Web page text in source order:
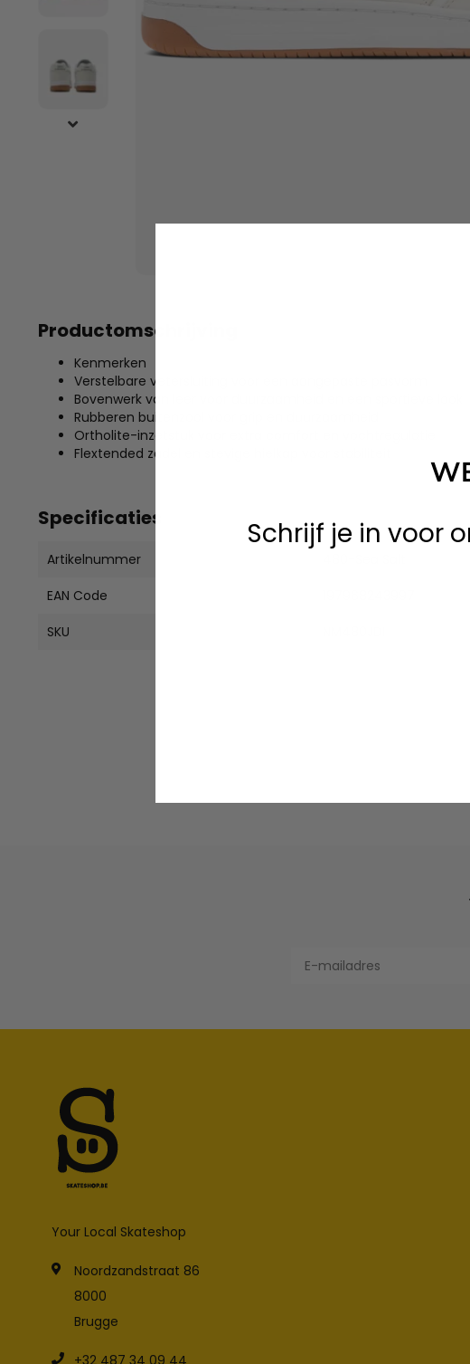
Productomschrijving
Kenmerken
Verstelbare vetersluiting voor een aangepaste pasvorm
Bovenwerk van leer voor duurzaamheid en een sportieve look
Rubberen buitenzool voor grip en duurzaamheid
Ortholite-inzetstuk voor extra comfort en vochtregulatie
Flextended zadel en stevige hielkap voor stabiliteit
Specificaties
Artikelnummer
EAN Code
SKU
Your Local Skateshop
Noordzandstraat 86
8000
Brugge
+32 487 34 09 44
Schrijf je in voor